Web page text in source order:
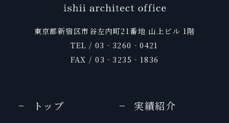
東京都新宿区市谷左内町21番地 山上ビル 1階
TEL / 03‐3260‐0421
FAX / 03‐3235‐1836
トップ 実績紹介